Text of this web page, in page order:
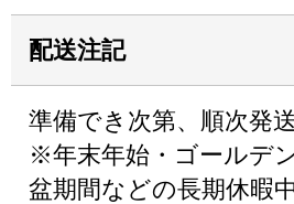
配送注記
準備でき次第、順次発
※年末年始・ゴールデ
盆期間などの長期休暇